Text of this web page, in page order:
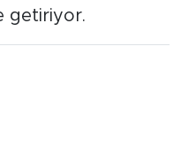
getiriyor.